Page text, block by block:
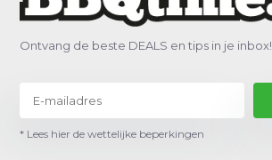
Ontvang de beste DEALS en tips in je inbox!
* Lees hier de wettelijke beperkingen